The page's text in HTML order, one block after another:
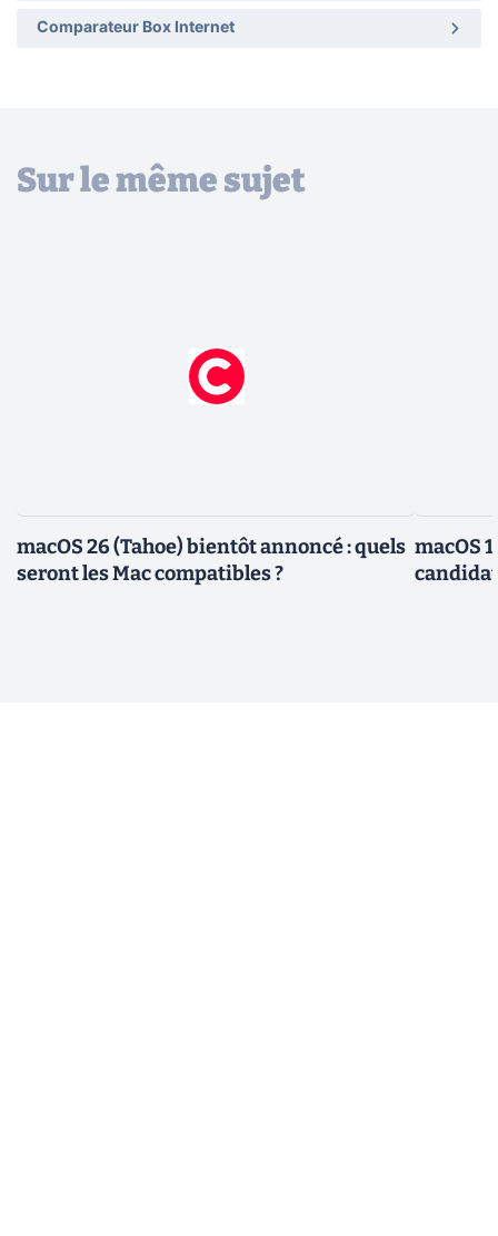
Comparateur Box Internet
Sur le même sujet
macOS 26 (Tahoe) bientôt annoncé : quels
seront les Mac compatibles ?
macOS